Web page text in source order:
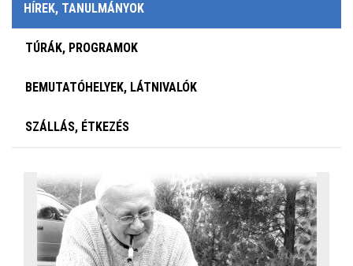
HÍREK, TANULMÁNYOK
TÚRÁK, PROGRAMOK
BEMUTATÓHELYEK, LÁTNIVALÓK
SZÁLLÁS, ÉTKEZÉS